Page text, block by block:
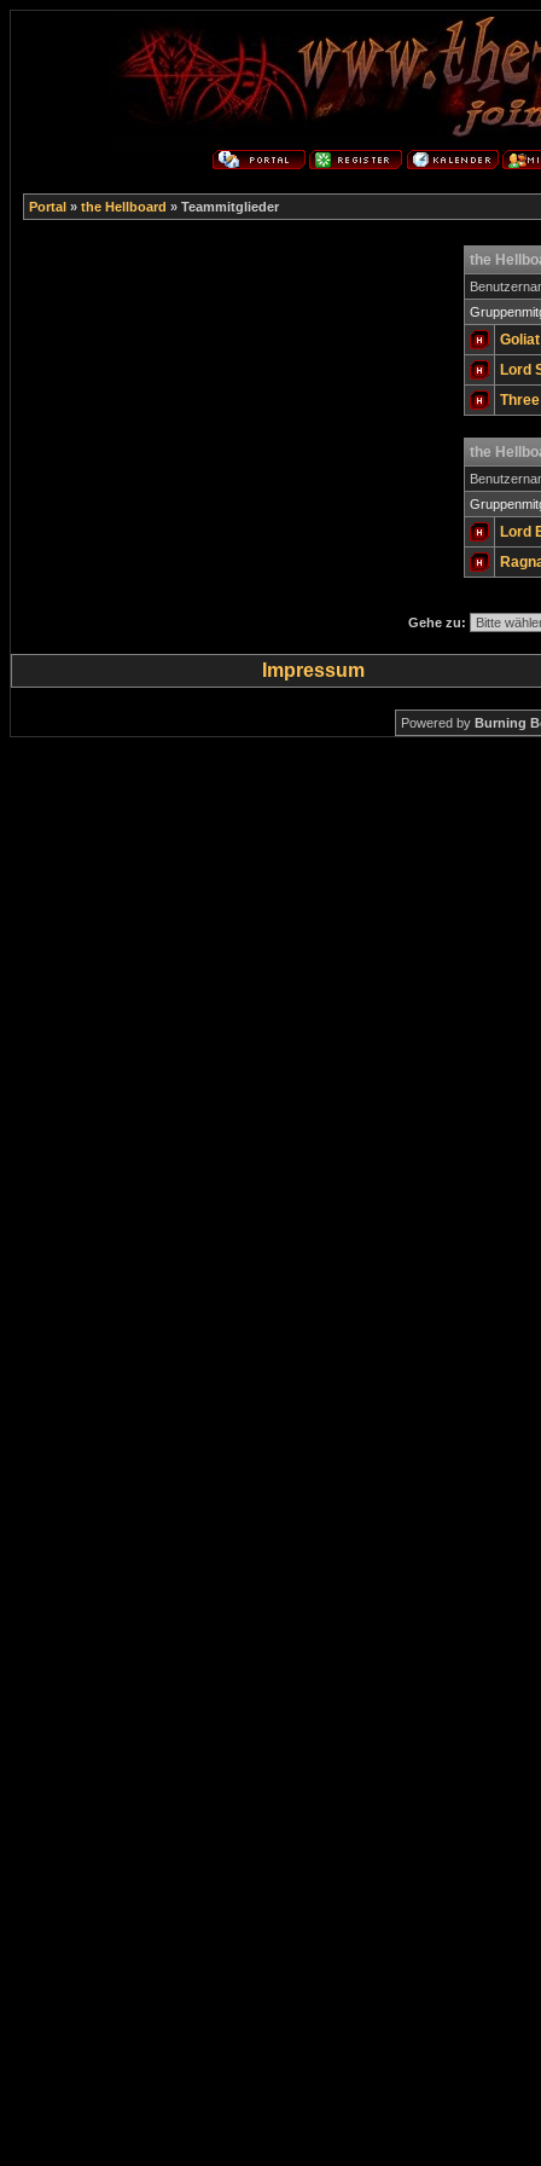
Portal » the Hellboard » Teammitglieder
the
Lord
the
Lord
Gehe zu:
Impressum
Powered by Burning